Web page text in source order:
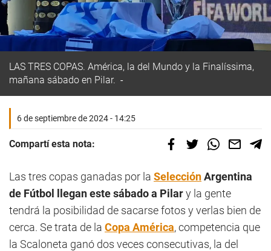
LAS TRES COPAS. América, la del Mundo y la Finalíssima,
mañana sábado en Pilar.
6 de septiembre de 2024 - 14:25
Compartí esta nota:
Las tres copas ganadas por la SelecciónArgentina
de Fútbol llegan este sábado a Pilary la gente
tendrá la posibilidad de sacarse fotos y verlas bien de
cerca. Se trata de la Copa América, competencia que
la Scaloneta ganó dos veces consecutivas, la del